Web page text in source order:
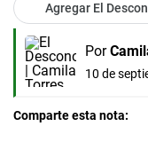
Agregar El
Por
10 de
Comparte esta nota: